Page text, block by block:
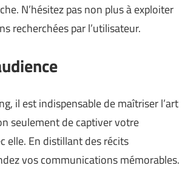
N’hésitez pas non plus à exploiter
recherchées par l’utilisateur.
il est indispensable de maîtriser l’art
seulement de captiver votre
elle. En distillant des récits
vos communications mémorables.